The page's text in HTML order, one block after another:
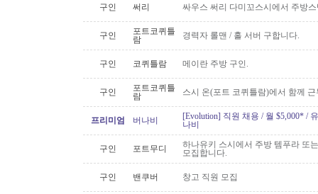
구인 써리 싸우스 써리 다미꼬스시에서 주방
구인
포트코퀴틀
람
경력자 롤맨 / 홀 서버 구합니다.
구인 코퀴틀람 메이란 주방 구인.
구인
포트코퀴틀
람
스시 온(포트 코퀴틀람)에서 함께
프리미엄 버나비
[Evolution] 직원 채용 / 월 $5,000* /
나비
구인 포트무디
하나유키 스시에서 주방 템푸라 또
모집합니다.
구인 밴쿠버 창고 직원 모집